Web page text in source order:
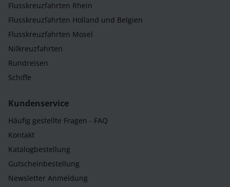
Flusskreuzfahrten Rhein
Flusskreuzfahrten Holland und Belgien
Flusskreuzfahrten Mosel
Nilkreuzfahrten
Rundreisen
Schiffe
Kundenservice
Häufig gestellte Fragen - FAQ
Kontakt
Katalogbestellung
Gutscheinbestellung
Newsletter Anmeldung